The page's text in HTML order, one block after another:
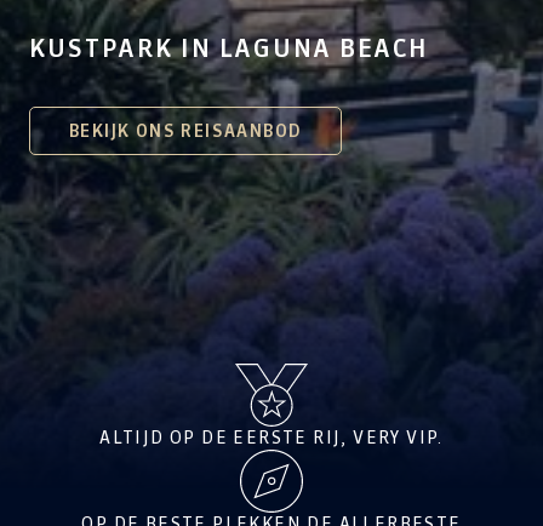
KUSTPARK IN LAGUNA BEACH
BEKIJK ONS REISAANBOD
ALTIJD OP DE EERSTE RIJ, VERY VIP.